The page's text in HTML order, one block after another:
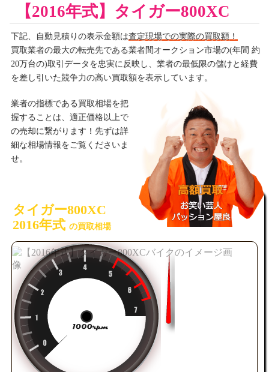
【2016年式】タイガー800XC
下記、自動見積りの表示金額は査定現場での実際の買取額！
買取業者の最大の転売先である業者間オークション市場の(年間 約
20万台の)取引データを忠実に反映し、業者の最低限の儲けと経費
を差し引いた競争力の高い買取額を表示しています。
業者の指標である買取相場を把
握することは、適正価格以上で
の売却に繋がります！先ずは詳
細な相場情報をご覧くださいま
せ。
タイガー800XC
2016年式 の買取相場